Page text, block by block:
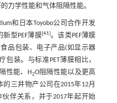
力学性能和气体阻隔性能。
和日本Toyobo公司合作开发
新型PEF薄膜[41]。该类PEF薄膜
品包装、电子产品(如显示器
包装。与标准PET薄膜相比，
性能、H2O阻隔性能以及更高
三井物产公司在2015年12月
伙伴关系，并于2017年起开始